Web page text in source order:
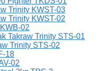
Trinity KWST-03
Trinity KWST-02
02
Takraw Trinity STS-01
Trinity STS-02
18
02